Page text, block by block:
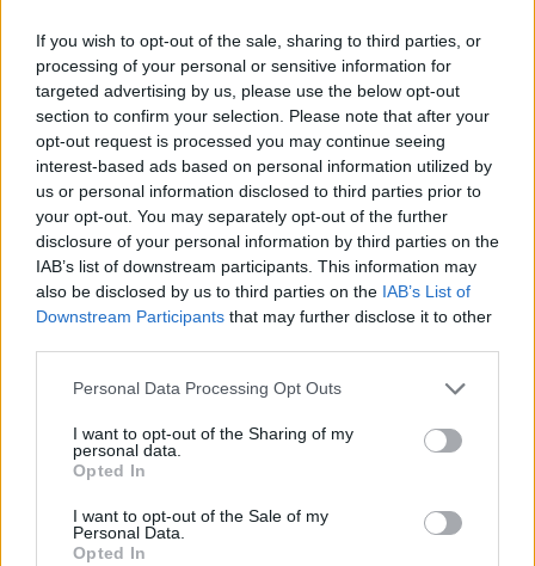
If you wish to opt-out of the sale, sharing to third parties, or
processing of your personal or sensitive information for
targeted advertising by us, please use the below opt-out
section to confirm your selection. Please note that after your
opt-out request is processed you may continue seeing
interest-based ads based on personal information utilized by
us or personal information disclosed to third parties prior to
your opt-out. You may separately opt-out of the further
disclosure of your personal information by third parties on the
IAB’s list of downstream participants. This information may
also be disclosed by us to third parties on the IAB’s List of
Downstream Participants that may further disclose it to other
Personal Data Processing Opt Outs
I want to opt-out of the Sharing of my
personal data.
Opted In
I want to opt-out of the Sale of my
Personal Data.
Opted In
felszereltség miatt.
Private Health Forum 2026Új lehetőségek a magyar
egészségügy előtt - De mégis mihez kezd ezzel a
magánegészségügyi szektor? Jubileumi konferenciánkon
kiderül.Információ és jelentkezésHarmadik éve állítja össze
a Prémium Egészségpénztár a Prémium Járóbetegellátás
Minőségi Indexet. A mutató egy országos, reprezentatív
kutatás segítségével nyomon követi a szakorvosi...
KEDVES OLVASÓNK!
A keresett cikk a portfolio.hu hírarchívumához
regisztrációhoz kötött.
Portfolio.hu teljes cikkarchívum
Kötéslisták: BÉT elmúlt 2 év napon belüli